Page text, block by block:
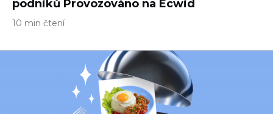
podniků Provozováno na Ecwid
10 min čtení